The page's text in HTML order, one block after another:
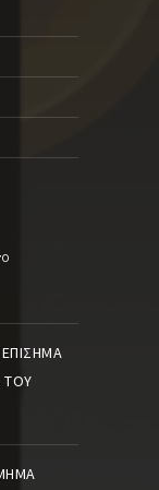
Ο
ΕΠΊΣΗΜΑ
ΤΟΥ